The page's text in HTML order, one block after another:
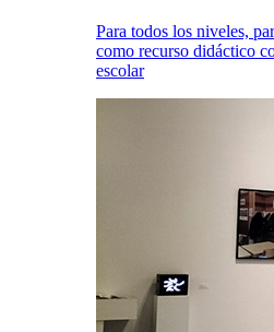
Para todos los niveles,
como recurso didáctico
escolar